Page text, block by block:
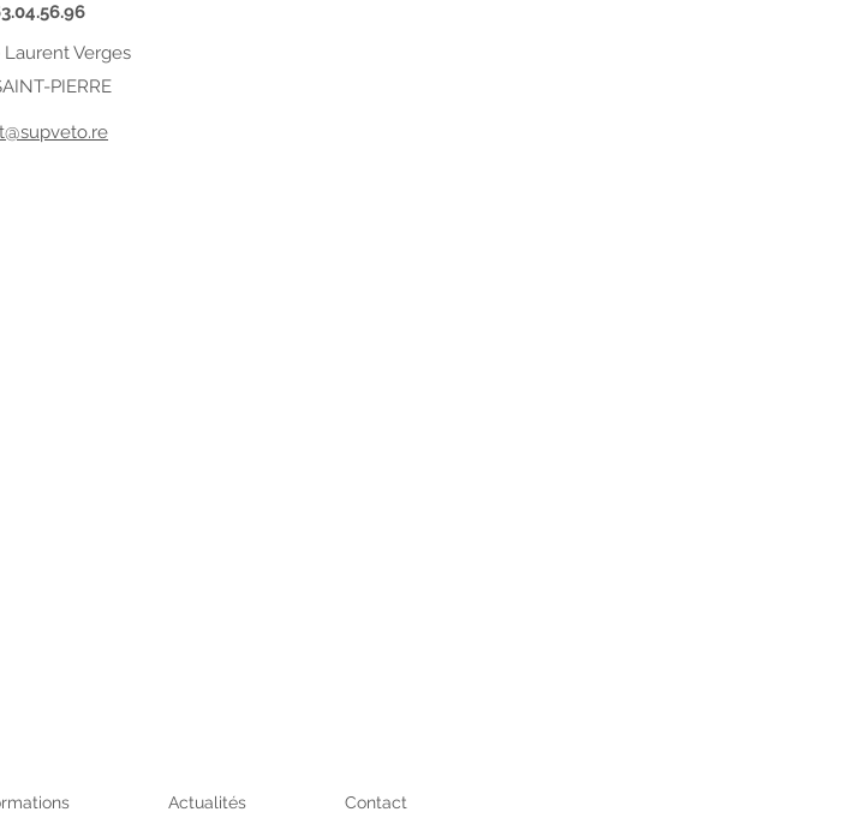
Verges
PIERRE
Actualités Contact